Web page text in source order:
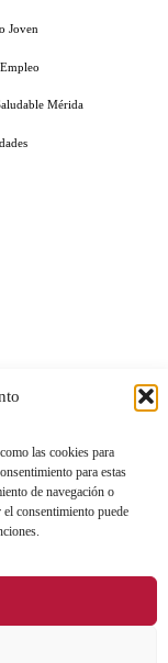
las cookies para
para estas
de navegación o
consentimiento puede
Joven
Mérida
DE TRATAMIENTO